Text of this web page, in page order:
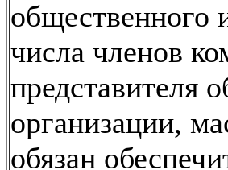
общественного
числа членов
представителя
организации,
обязан